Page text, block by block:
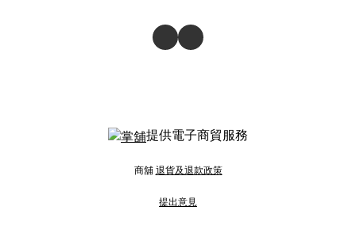
提供電子商貿服務
商舖 退貨及退款政策
提出意見